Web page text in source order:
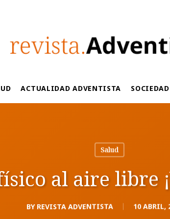
ACTUALIDAD ADVENTISTA SOCIEDAD
Salud
al aire libre
BY REVISTA ADVENTISTA 10 ABRIL,